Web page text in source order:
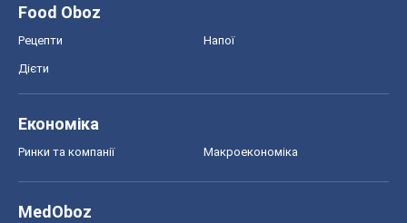
Food Oboz
Рецепти Напої
Дієти
Економіка
Ринки та компанії Макроекономіка
MedOboz